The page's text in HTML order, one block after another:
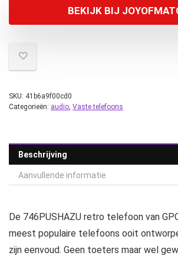
BEKIJK BIJ
SKU: 41b6a9f00cd0
Categorieën: audio, Vaste telefoons
Beschrijving
Aanvullende informatie
De 746PUSHAZU retro telefoon van
meest populaire telefoons ooit
zijn eenvoud. Geen toeters maar wel